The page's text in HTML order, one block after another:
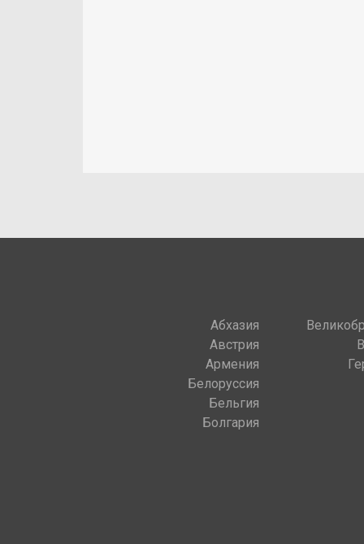
Абхазия
Австрия
Армения
Белоруссия
Бельгия
Болгария